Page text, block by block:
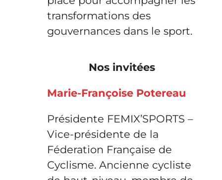
transformations des
gouvernances dans le sport.
Nos invitées
Marie-Françoise Potereau
Présidente FEMIX’SPORTS –
Vice-présidente de la
Féderation Française de
Cyclisme. Ancienne cycliste